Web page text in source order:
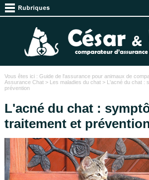
Vous êtes ici : Guide de l'assurance pour animaux de
Assurance Chat> Les maladies du chat> L'acné du chat :
prévention
L'acné du chat :
traitement et